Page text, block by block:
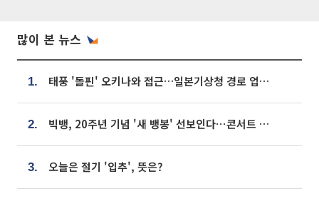
많이 본 뉴스
1. 태풍 '돌핀' 오키나와 접근…일본기상청 경로 업데이트
2. 빅뱅, 20주년 기념 '새 뱅봉' 선보인다⋯콘서트 앞두고 팝업 개최
3. 오늘은 절기 '입추', 뜻은?